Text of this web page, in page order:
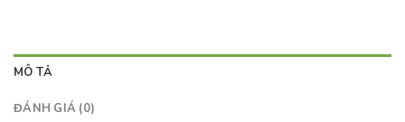
MÔ TẢ
ĐÁNH GIÁ (0)